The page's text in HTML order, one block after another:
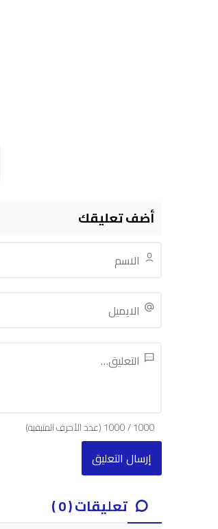
أضف تعليقك
1000
/
1000(عدد الأحرف المتبقية)
تعليقات ( 0 )